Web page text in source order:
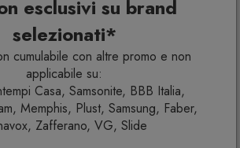
esclusivi su brand
selezionati*
cumulabile con altre promo e non
applicabile su:
Casa, Samsonite, BBB Italia,
Memphis, Plust, Samsung, Faber,
Zafferano, VG, Slide